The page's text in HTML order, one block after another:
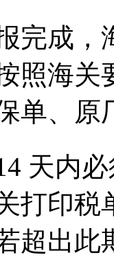
完成
照海关
单、原
天内
打印税
超出此